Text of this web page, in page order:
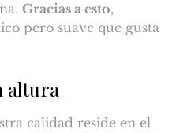
Gracias a esto,
pero suave que gusta
altura
calidad reside en el